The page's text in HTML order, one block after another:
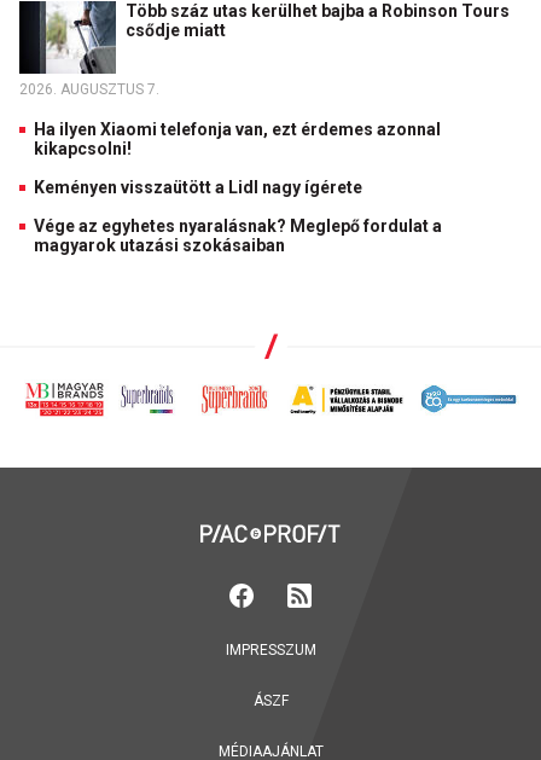
Több száz utas kerülhet bajba a Robinson Tours
csődje miatt
2026. AUGUSZTUS 7.
Ha ilyen Xiaomi telefonja van, ezt érdemes azonnal
kikapcsolni!
Keményen visszaütött a Lidl nagy ígérete
Vége az egyhetes nyaralásnak? Meglepő fordulat a
magyarok utazási szokásaiban
IMPRESSZUM
ÁSZF
MÉDIAAJÁNLAT